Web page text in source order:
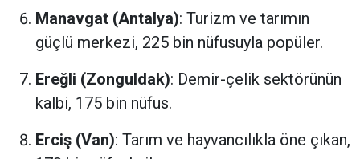
Manavgat (Antalya): Turizm ve tarımın
güçlü merkezi, 225 bin nüfusuyla popüler.
Ereğli (Zonguldak): Demir-çelik sektörünün
kalbi, 175 bin nüfus.
Erciş (Van): Tarım ve hayvancılıkla öne çıkan,